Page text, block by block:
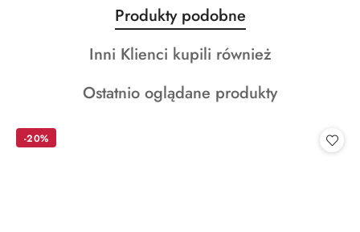
Pomiń karuzelę produktów
Produkty
o
statusie:
Produkty podobne
Produkty
statusie:
Inni Klienci kupili również
Produkty
Ostatnio oglądane produkty
-20%